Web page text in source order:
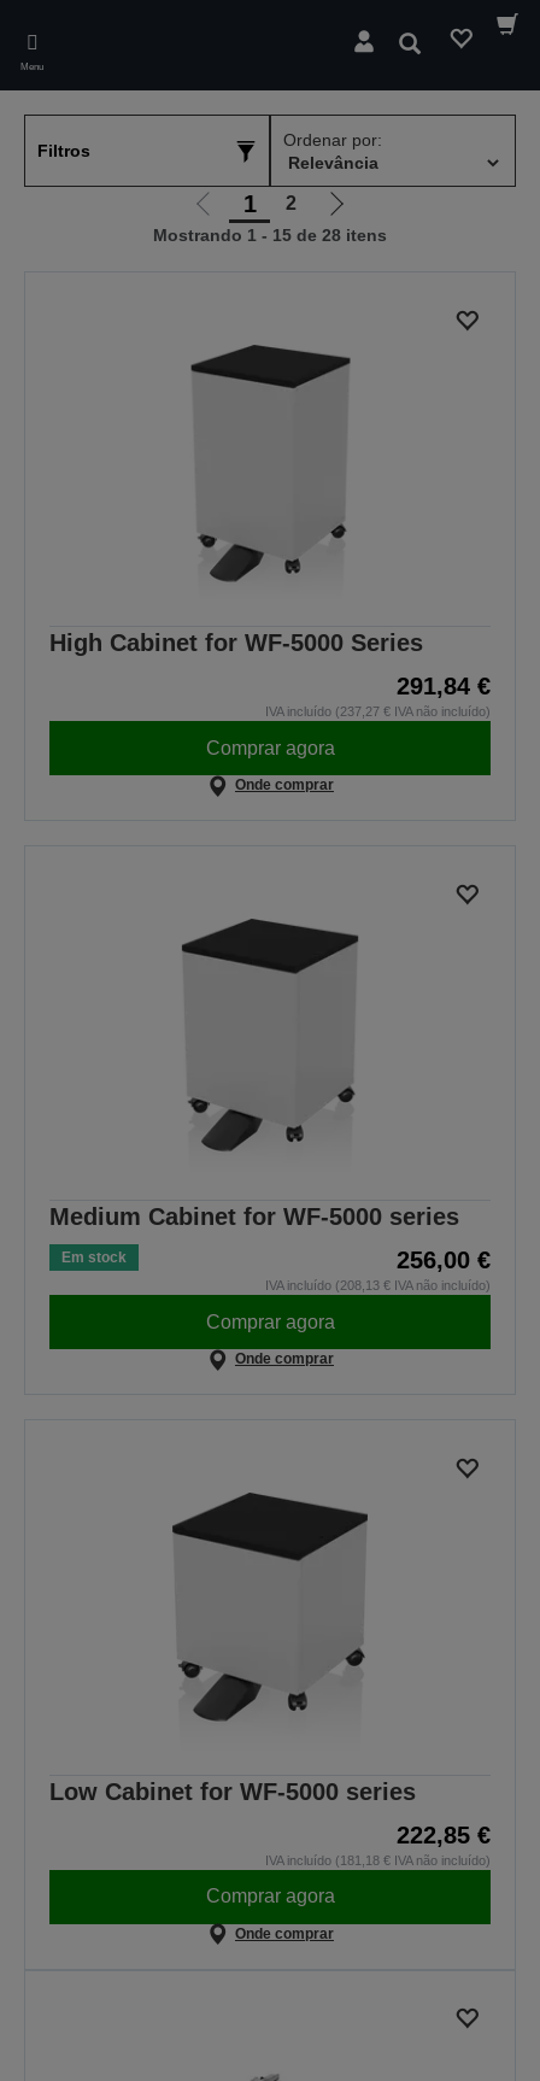
main
content
Menu
Pesquisar
Filtros
Ordenar por:
Ir
para
1 2
Ir
para
Mostrando 1 - 15 de 28 itens
High Cabinet for WF-5000 Series
291,84 €
IVA incluído (237,27 € IVA não incluído)
Comprar agora
Onde comprar
Medium Cabinet for WF-5000 series
Em stock 256,00 €
IVA incluído (208,13 € IVA não incluído)
Comprar agora
Onde comprar
Low Cabinet for WF-5000 series
222,85 €
IVA incluído (181,18 € IVA não incluído)
Comprar agora
Onde comprar